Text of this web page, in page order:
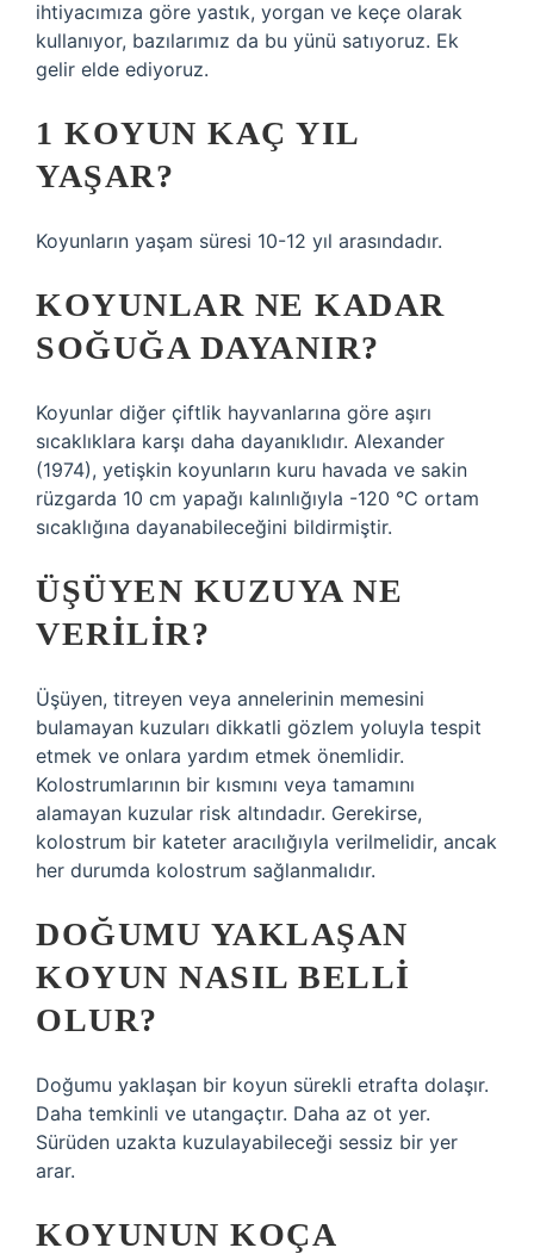
ihtiyacımıza göre yastık, yorgan ve keçe olarak
kullanıyor, bazılarımız da bu yünü satıyoruz. Ek
gelir elde ediyoruz.
1 KOYUN KAÇ YIL
YAŞAR?
Koyunların yaşam süresi 10-12 yıl arasındadır.
KOYUNLAR NE KADAR
SOĞUĞA DAYANIR?
Koyunlar diğer çiftlik hayvanlarına göre aşırı
sıcaklıklara karşı daha dayanıklıdır. Alexander
(1974), yetişkin koyunların kuru havada ve sakin
rüzgarda 10 cm yapağı kalınlığıyla -120 °C ortam
sıcaklığına dayanabileceğini bildirmiştir.
ÜŞÜYEN KUZUYA NE
VERILIR?
Üşüyen, titreyen veya annelerinin memesini
bulamayan kuzuları dikkatli gözlem yoluyla tespit
etmek ve onlara yardım etmek önemlidir.
Kolostrumlarının bir kısmını veya tamamını
alamayan kuzular risk altındadır. Gerekirse,
kolostrum bir kateter aracılığıyla verilmelidir, ancak
her durumda kolostrum sağlanmalıdır.
DOĞUMU YAKLAŞAN
KOYUN NASIL BELLI
OLUR?
Doğumu yaklaşan bir koyun sürekli etrafta dolaşır.
Daha temkinli ve utangaçtır. Daha az ot yer.
Sürüden uzakta kuzulayabileceği sessiz bir yer
arar.
KOYUNUN KOÇA